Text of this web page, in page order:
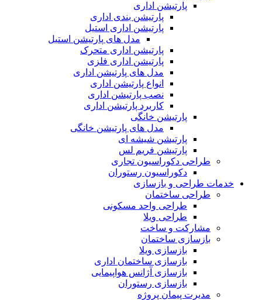
پارتیشن اداری
پارتیشن بندی اداری
پارتیشن اداری استیل
مدل های پارتیشن استیل
پارتیشن اداری متحرک
پارتیشن اداری فلزی
مدل های پارتیشن اداری
انواع پارتیشن اداری
نصب پارتیشن اداری
کاربرد پارتیشن اداری
پارتیشن خانگی
مدل های پارتیشن خانگی
پارتیشن شیشه ای
پارتیشن فریم لس
طراحی دکوراسیون تجاری
دکوراسیون رستوران
خدمات طراحی و بازسازی
طراحی ساختمان
طراحی واحد مسکونی
طراحی ویلا
مشارکت و ساخت
بازسازی ساختمان
بازسازی ویلا
بازسازی ساختمان اداری
بازسازی آژانس هواپیمایی
بازسازی رستوران
مدیرت پیمان پروژه